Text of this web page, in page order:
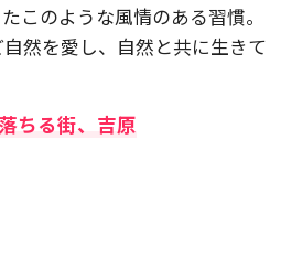
このような風情のある習慣。
然を愛し、自然と共に生きて
ちる街、吉原